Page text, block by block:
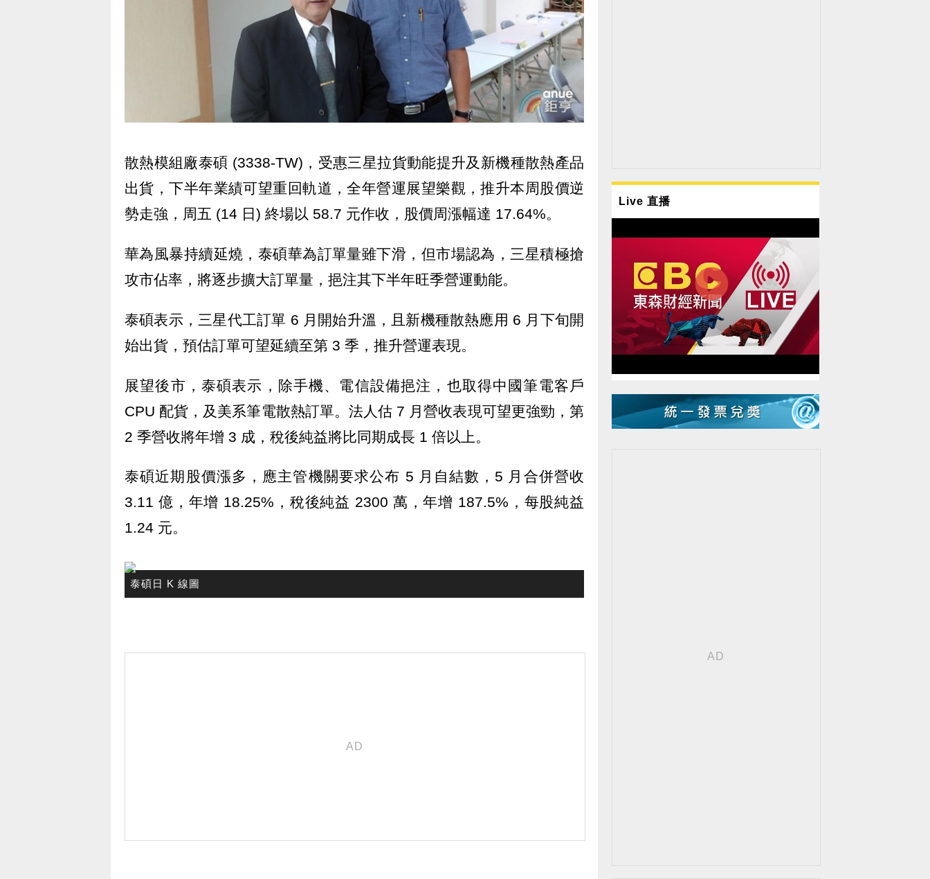
散熱模組廠泰碩 (3338-TW)，受惠三星拉貨動能提升及新機種散熱產品
出貨，下半年業績可望重回軌道，全年營運展望樂觀，推升本周股價逆
勢走強，周五 (14 日) 終場以 58.7 元作收，股價周漲幅達 17.64%。
華為風暴持續延燒，泰碩華為訂單量雖下滑，但市場認為，三星積極搶
攻市佔率，將逐步擴大訂單量，挹注其下半年旺季營運動能。
泰碩表示，三星代工訂單 6 月開始升溫，且新機種散熱應用 6 月下旬開
始出貨，預估訂單可望延續至第 3 季，推升營運表現。
展望後市，泰碩表示，除手機、電信設備挹注，也取得中國筆電客戶
CPU 配貨，及美系筆電散熱訂單。法人估 7 月營收表現可望更強勁，第
2 季營收將年增 3 成，稅後純益將比同期成長 1 倍以上。
泰碩近期股價漲多，應主管機關要求公布 5 月自結數，5 月合併營收
3.11 億，年增 18.25%，稅後純益 2300 萬，年增 187.5%，每股純益
1.24 元。
泰碩日 K 線圖
Live 直播